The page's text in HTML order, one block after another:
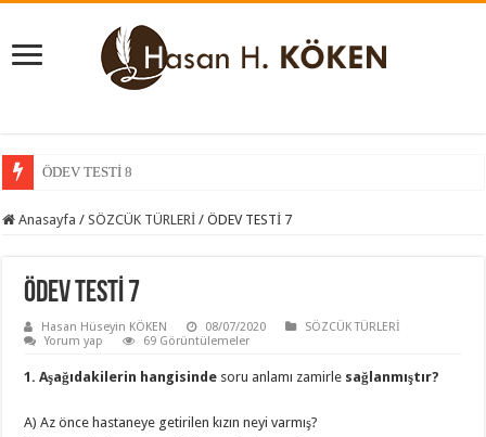
ÖDEV TESTİ 8
Anasayfa / SÖZCÜK TÜRLERİ / ÖDEV TESTİ 7
ÖDEV TESTİ 7
Hasan Hüseyin KÖKEN 08/07/2020
SÖZCÜK TÜRLERİ
Yorum yap
69 Görüntülemeler
1. Aşağıdakilerin hangisinde soru anlamı zamirle sağlanmıştır?
A) Az önce hastaneye getirilen kızın neyi varmış?